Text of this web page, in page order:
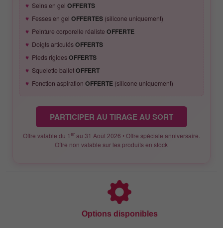
Seins en gel OFFERTS
Fesses en gel OFFERTES(silicone uniquement)
Peinture corporelle réaliste OFFERTE
Doigts articulésOFFERTS
Pieds rigidesOFFERTS
Squelette balletOFFERT
Fonction aspiration OFFERTE(silicone uniquement)
PARTICIPER AU TIRAGE AU SORT
Offre valable du 1 erau 31 Août 2026 • Offre spéciale anniversaire.
Offre non valable sur les produits en stock
Options disponibles